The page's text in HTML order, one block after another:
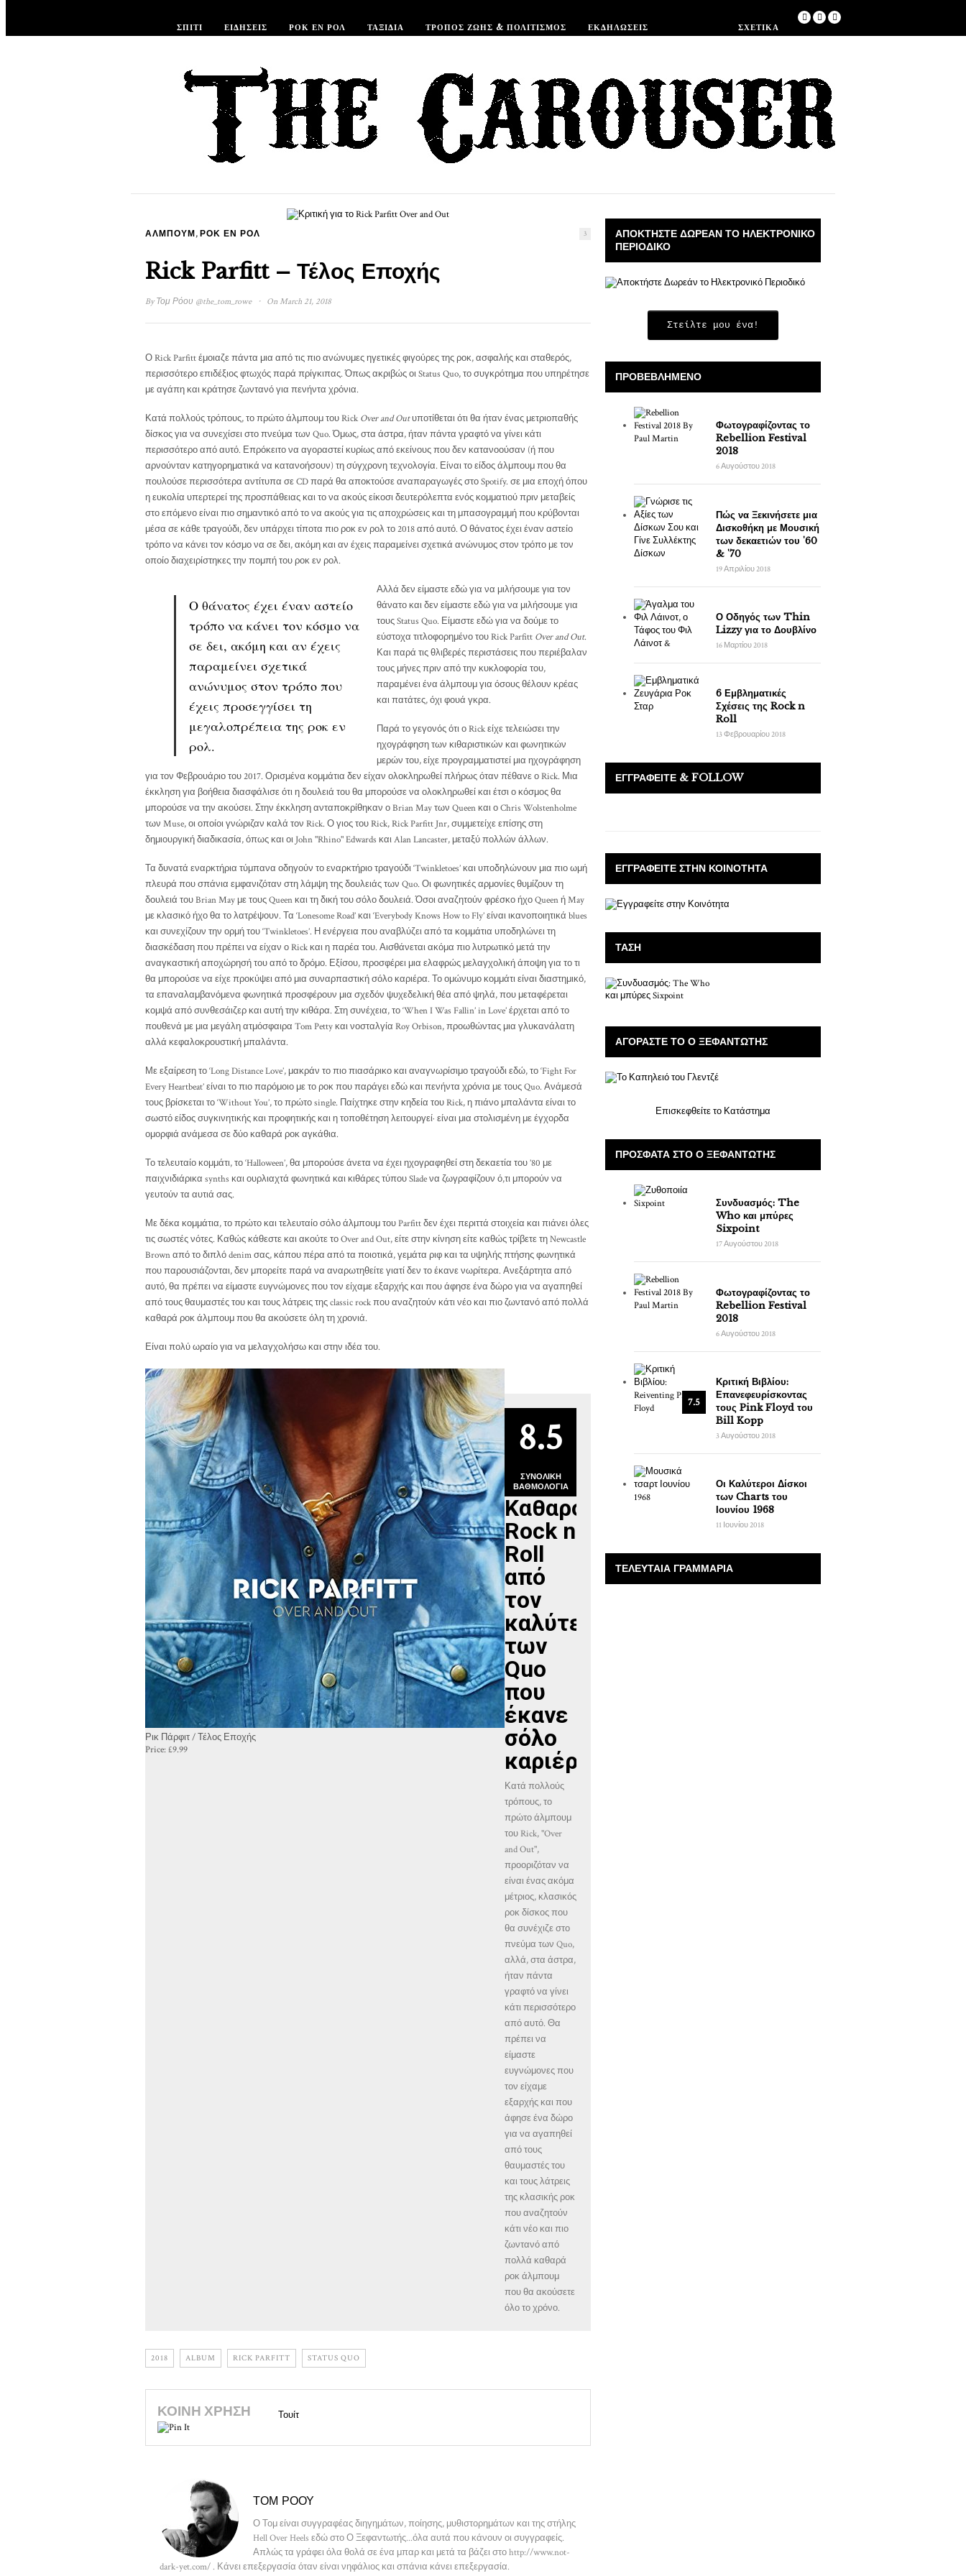
ΣΠΊΤΙ ΕΙΔΉΣΕΙΣ ΡΟΚ ΕΝ ΡΟΛ ΤΑΞΊΔΙΑ ΤΡΌΠΟΣ ΖΩΉΣ & ΠΟΛΙΤΙΣΜΌΣ ΕΚΔΗΛΏΣΕΙΣ ΣΧΕΤΙΚΆ
ΆΛΜΠΟΥΜ, ΡΟΚ ΕΝ ΡΟΛ 3
Rick Parfitt – Τέλος Εποχής
ByΤομ Ρόου @the_tom_rowe · On March 21, 2018
Ο Rick Parfitt έμοιαζε πάντα μια από τις πιο ανώνυμες ηγετικές φιγούρες της ροκ, ασφαλής και σταθερός,
περισσότερο επιδέξιος φτωχός παρά πρίγκιπας. Όπως ακριβώς οι Status Quo, το συγκρότημα που υπηρέτησε
με αγάπη και κράτησε ζωντανό για πενήντα χρόνια.
Κατά πολλούς τρόπους, το πρώτο άλμπουμ του Rick Over and Outυποτίθεται ότι θα ήταν ένας μετριοπαθής
δίσκος για να συνεχίσει στο πνεύμα των Quo. Όμως, στα άστρα, ήταν πάντα γραφτό να γίνει κάτι
περισσότερο από αυτό. Επρόκειτο να αγοραστεί κυρίως από εκείνους που δεν κατανοούσαν (ή που
αρνούνταν κατηγορηματικά να κατανοήσουν) τη σύγχρονη τεχνολογία. Είναι το είδος άλμπουμ που θα
πουλούσε περισσότερα αντίτυπα σε CD παρά θα αποκτούσε αναπαραγωγές στο Spotify. σε μια εποχή όπου
η ευκολία υπερτερεί της προσπάθειας και το να ακούς είκοσι δευτερόλεπτα ενός κομματιού πριν μεταβείς
στο επόμενο είναι πιο σημαντικό από το να ακούς για τις αποχρώσεις και τη μπασογραμμή που κρύβονται
μέσα σε κάθε τραγούδι, δεν υπάρχει τίποτα πιο ροκ εν ρολ το 2018 από αυτό. Ο θάνατος έχει έναν αστείο
τρόπο να κάνει τον κόσμο να σε δει, ακόμη και αν έχεις παραμείνει σχετικά ανώνυμος στον τρόπο με τον
οποίο διαχειρίστηκες την πομπή του ροκ εν ρολ.
Ο θάνατος έχει έναν αστείο
τρόπο να κάνει τον κόσμο να
σε δει, ακόμη και αν έχεις
παραμείνει σχετικά
ανώνυμος στον τρόπο που
έχεις προσεγγίσει τη
μεγαλοπρέπεια της ροκ εν
ρολ.
Αλλά δεν είμαστε εδώ για να μιλήσουμε για τον
θάνατο και δεν είμαστε εδώ για να μιλήσουμε για
τους Status Quo. Είμαστε εδώ για να δούμε το
εύστοχα τιτλοφορημένο του Rick Parfitt Over and Out.
Και παρά τις θλιβερές περιστάσεις που περιέβαλαν
τους μήνες πριν από την κυκλοφορία του,
παραμένει ένα άλμπουμ για όσους θέλουν κρέας
και πατάτες, όχι φουά γκρα.
Παρά το γεγονός ότι ο Rick είχε τελειώσει την
ηχογράφηση των κιθαριστικών και φωνητικών
μερών του, είχε προγραμματιστεί μια ηχογράφηση
για τον Φεβρουάριο του 2017. Ορισμένα κομμάτια δεν είχαν ολοκληρωθεί πλήρως όταν πέθανε ο Rick. Μια
έκκληση για βοήθεια διασφάλισε ότι η δουλειά του θα μπορούσε να ολοκληρωθεί και έτσι ο κόσμος θα
μπορούσε να την ακούσει. Στην έκκληση ανταποκρίθηκαν ο Brian May των Queen και ο Chris Wolstenholme
των Muse, οι οποίοι γνώριζαν καλά τον Rick. Ο γιος του Rick, Rick Parfitt Jnr, συμμετείχε επίσης στη
δημιουργική διαδικασία, όπως και οι John "Rhino" Edwards και Alan Lancaster, μεταξύ πολλών άλλων.
Τα δυνατά εναρκτήρια τύμπανα οδηγούν το εναρκτήριο τραγούδι ‘Twinkletoes’ και υποδηλώνουν μια πιο ωμή
πλευρά που σπάνια εμφανιζόταν στη λάμψη της δουλειάς των Quo. Οι φωνητικές αρμονίες θυμίζουν τη
δουλειά του Brian May με τους Queen και τη δική του σόλο δουλειά. Όσοι αναζητούν φρέσκο ήχο Queen ή May
με κλασικό ήχο θα το λατρέψουν. Τα ‘Lonesome Road’ και ‘Everybody Knows How to Fly’ είναι ικανοποιητικά blues
και συνεχίζουν την ορμή του ‘Twinkletoes’. Η ενέργεια που αναβλύζει από τα κομμάτια υποδηλώνει τη
διασκέδαση που πρέπει να είχαν ο Rick και η παρέα του. Αισθάνεται ακόμα πιο λυτρωτικό μετά την
αναγκαστική αποχώρησή του από το δρόμο. Εξίσου, προσφέρει μια ελαφρώς μελαγχολική άποψη για το τι
θα μπορούσε να είχε προκύψει από μια συναρπαστική σόλο καριέρα. Το ομώνυμο κομμάτι είναι διαστημικό,
τα επαναλαμβανόμενα φωνητικά προσφέρουν μια σχεδόν ψυχεδελική θέα από ψηλά, που μεταφέρεται
κομψά από συνθεσάιζερ και αυτή την κιθάρα. Στη συνέχεια, το ‘When I Was Fallin’ in Love’ έρχεται από το
πουθενά με μια μεγάλη ατμόσφαιρα Tom Petty και νοσταλγία Roy Orbison, προωθώντας μια γλυκανάλατη
αλλά κεφαλοκρουστική μπαλάντα.
Με εξαίρεση το ‘Long Distance Love’, μακράν το πιο πιασάρικο και αναγνωρίσιμο τραγούδι εδώ, το ‘Fight For
Every Heartbeat’ είναι το πιο παρόμοιο με το ροκ που παράγει εδώ και πενήντα χρόνια με τους Quo. Ανάμεσά
τους βρίσκεται το ‘Without You’, το πρώτο single. Παίχτηκε στην κηδεία του Rick, η πιάνο μπαλάντα είναι το
σωστό είδος συγκινητικής και προφητικής και η τοποθέτηση λειτουργεί· είναι μια στολισμένη με έγχορδα
ομορφιά ανάμεσα σε δύο καθαρά ροκ αγκάθια.
Το τελευταίο κομμάτι, το ‘Halloween’, θα μπορούσε άνετα να έχει ηχογραφηθεί στη δεκαετία του ’80 με
παιχνιδιάρικα synths και ουρλιαχτά φωνητικά και κιθάρες τύπου Slade να ζωγραφίζουν ό,τι μπορούν να
γευτούν τα αυτιά σας.
Με δέκα κομμάτια, το πρώτο και τελευταίο σόλο άλμπουμ του Parfitt δεν έχει περιττά στοιχεία και πιάνει όλες
τις σωστές νότες. Καθώς κάθεστε και ακούτε το Over and Out, είτε στην κίνηση είτε καθώς τρίβετε τη Newcastle
Brown από το διπλό denim σας, κάπου πέρα από τα ποιοτικά, γεμάτα ριφ και τα υψηλής πτήσης φωνητικά
που παρουσιάζονται, δεν μπορείτε παρά να αναρωτηθείτε γιατί δεν το έκανε νωρίτερα. Ανεξάρτητα από
αυτό, θα πρέπει να είμαστε ευγνώμονες που τον είχαμε εξαρχής και που άφησε ένα δώρο για να αγαπηθεί
από τους θαυμαστές του και τους λάτρεις της classic rock που αναζητούν κάτι νέο και πιο ζωντανό από πολλά
καθαρά ροκ άλμπουμ που θα ακούσετε όλη τη χρονιά.
Είναι πολύ ωραίο για να μελαγχολήσω και στην ιδέα του.
Ρικ Πάρφιτ / Τέλος Εποχής
Price: £9.99
8.5
ΣΥΝΟΛΙΚΉ
ΒΑΘΜΟΛΟΓΊΑ
Καθαρό
Rock n
Roll
από
τον
καλύτερο
των
Quo
που
έκανε
σόλο
καριέρα
Κατά πολλούς
τρόπους, το
πρώτο άλμπουμ
του Rick, "Over
and Out",
προοριζόταν να
είναι ένας ακόμα
μέτριος, κλασικός
ροκ δίσκος που
θα συνέχιζε στο
πνεύμα των Quo,
αλλά, στα άστρα,
ήταν πάντα
γραφτό να γίνει
κάτι περισσότερο
από αυτό. Θα
πρέπει να
είμαστε
ευγνώμονες που
τον είχαμε
εξαρχής και που
άφησε ένα δώρο
για να αγαπηθεί
από τους
θαυμαστές του
και τους λάτρεις
της κλασικής ροκ
που αναζητούν
κάτι νέο και πιο
ζωντανό από
πολλά καθαρά
ροκ άλμπουμ
που θα ακούσετε
όλο το χρόνο.
2018 ALBUM RICK PARFITT STATUS QUO
ΚΟΙΝΉ ΧΡΉΣΗ Τουίτ
ΤΟΜ ΡΌΟΥ
Ο Τομ είναι συγγραφέας διηγημάτων, ποίησης, μυθιστορημάτων και της στήλης
Hell Over Heels εδώ στο Ο Ξεφαντωτής...όλα αυτά που κάνουν οι συγγραφείς.
Απλώς τα γράφει όλα θολά σε ένα μπαρ και μετά τα βάζει στο http://www.not-
dark-yet.com/ . Κάνει επεξεργασία όταν είναι νηφάλιος και σπάνια κάνει επεξεργασία.
ΑΠΟΚΤΉΣΤΕ ΔΩΡΕΆΝ ΤΟ ΗΛΕΚΤΡΟΝΙΚΌ
ΠΕΡΙΟΔΙΚΌ
Στείλτε μου ένα!
ΠΡΟΒΕΒΛΗΜΈΝΟ
Φωτογραφίζοντας το
Rebellion Festival
2018
6 Αυγούστου 2018
Πώς να Ξεκινήσετε μια
Δισκοθήκη με Μουσική
των δεκαετιών του '60
& '70
19 Απριλίου 2018
Ο Οδηγός των Thin
Lizzy για το Δουβλίνο
16 Μαρτίου 2018
6 Εμβληματικές
Σχέσεις της Rock n
Roll
13 Φεβρουαρίου 2018
ΕΓΓΡΑΦΕΊΤΕ & FOLLOW
ΕΓΓΡΑΦΕΊΤΕ ΣΤΗΝ ΚΟΙΝΌΤΗΤΑ
ΤΆΣΗ
ΑΓΟΡΆΣΤΕ ΤΟ Ο ΞΕΦΑΝΤΩΤΉΣ
Επισκεφθείτε το Κατάστημα
ΠΡΌΣΦΑΤΑ ΣΤΟ Ο ΞΕΦΑΝΤΩΤΉΣ
Συνδυασμός: The
Who και μπύρες
Sixpoint
17 Αυγούστου 2018
Φωτογραφίζοντας το
Rebellion Festival
2018
6 Αυγούστου 2018
7.5
Κριτική Βιβλίου:
Επανεφευρίσκοντας
τους Pink Floyd του
Bill Kopp
3 Αυγούστου 2018
Οι Καλύτεροι Δίσκοι
των Charts του
Ιουνίου 1968
11 Ιουνίου 2018
ΤΕΛΕΥΤΑΊΑ ΓΡΑΜΜΆΡΙΑ